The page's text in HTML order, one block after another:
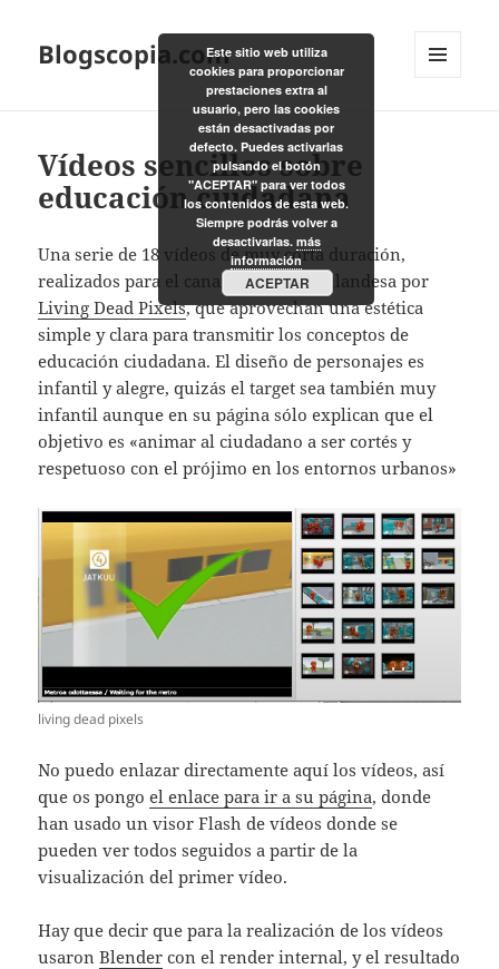
Blogscopia.com
Vídeos sencillos sobre
educación ciudadana
Una serie de 18 vídeos de muy corta duración,
realizados para el canal 4 de la TV finlandesa por
Living Dead Pixels, que aprovechan una estética
simple y clara para transmitir los conceptos de
educación ciudadana. El diseño de personajes es
infantil y alegre, quizás el target sea también muy
infantil aunque en su página sólo explican que el
objetivo es «animar al ciudadano a ser cortés y
respetuoso con el prójimo en los entornos urbanos»
living dead pixels
No puedo enlazar directamente aquí los vídeos, así
que os pongoel enlace para ir a su página, donde
han usado un visor Flash de vídeos donde se
pueden ver todos seguidos a partir de la
visualización del primer vídeo.
Hay que decir que para la realización de los vídeos
usaronBlender con el render internal, y el resultado
Este sitio web utiliza
cookies para proporcionar
prestaciones extra al
usuario, pero las cookies
están desactivadas por
defecto. Puedes activarlas
pulsando el botón
"ACEPTAR" para ver todos
los contenidos de esta web.
Siempre podrás volver a
desactivarlas. más
información
ACEPTAR